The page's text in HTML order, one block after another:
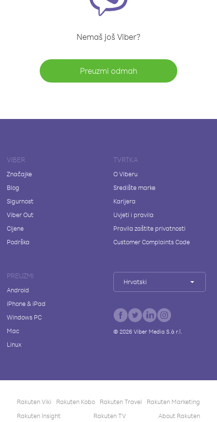
Nemaš još Viber?
Preuzmi odmah
VIBER
Značajke
Blog
Sigurnost
Viber Out
Cijene
Podrška
TVRTKA
O Viberu
Središte marke
Karijera
Uvjeti i pravila
Pravila zaštite privatnosti
Customer Complaints Code
PREUZMI
Android
iPhone & iPad
Windows PC
Mac
Linux
Hrvatski
© 2026Viber Media S.à r.l.
Rakuten Viki Rakuten Kobo Rakuten Travel
Rakuten Marketing
Rakuten Insight
Rakuten TV About Rakuten